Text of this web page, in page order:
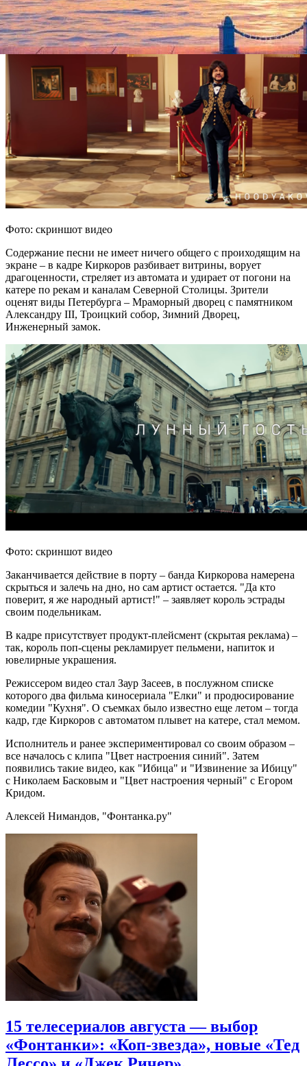
залах Мраморного дворца.
Фото: скриншот видео
Содержание песни не имеет ничего общего с проиходящим на
экране – в кадре Киркоров разбивает витрины, ворует
драгоценности, стреляет из автомата и удирает от погони на
катере по рекам и каналам Северной Столицы. Зрители
оценят виды Петербурга – Мраморный дворец с памятником
Александру III, Троицкий собор, Зимний Дворец,
Инженерный замок.
Фото: скриншот видео
Заканчивается действие в порту – банда Киркорова намерена
скрыться и залечь на дно, но сам артист остается. "Да кто
поверит, я же народный артист!" – заявляет король эстрады
своим подельникам.
В кадре присутствует продукт-плейсмент (скрытая реклама) –
так, король поп-сцены рекламирует пельмени, напиток и
ювелирные украшения.
Режиссером видео стал Заур Засеев, в послужном списке
которого два фильма киносериала "Елки" и продюсирование
комедии "Кухня". О съемках было известно еще летом – тогда
кадр, где Киркоров с автоматом плывет на катере, стал мемом.
Исполнитель и ранее экспериментировал со своим образом –
все началось с клипа "Цвет настроения синий". Затем
появились такие видео, как "Ибица" и "Извинение за Ибицу"
с Николаем Басковым и "Цвет настроения черный" с Егором
Кридом.
Алексей Нимандов, "Фонтанка.ру"
15 телесериалов августа — выбор
«Фонтанки»: «Коп-звезда», новые «Тед